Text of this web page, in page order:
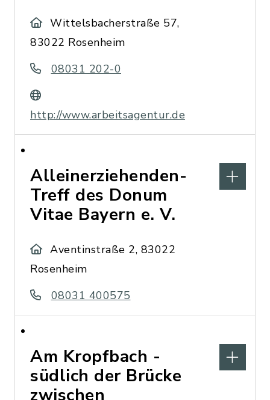
Wittelsbacherstraße 57,
83022 Rosenheim
08031 202-0
http://www.arbeitsagentur.de
Alleinerziehenden-
Treff des Donum
Vitae Bayern e. V.
Aventinstraße 2, 83022
Rosenheim
08031 400575
Am Kropfbach -
südlich der Brücke
zwischen